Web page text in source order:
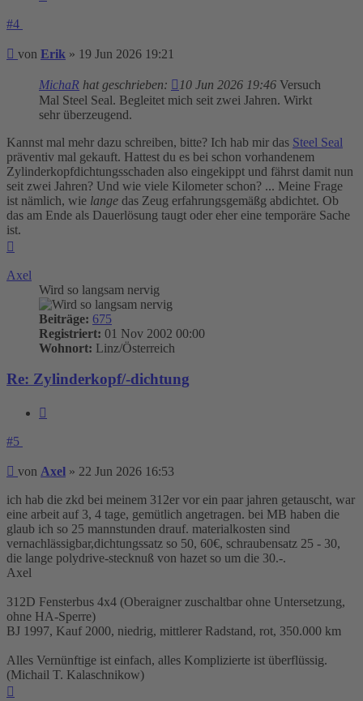
#4
Beitrag
von Erik » 19 Jun 2026 19:21
MichaR hat geschrieben: 10 Jun 2026 19:46 Versuch
Mal Steel Seal. Begleitet mich seit zwei Jahren. Wirkt
sehr überzeugend.
Kannst mal mehr dazu schreiben, bitte? Ich hab mir das Steel Seal
präventiv mal gekauft. Hattest du es bei schon vorhandenem
Zylinderkopfdichtungsschaden also eingekippt und fährst damit nun
seit zwei Jahren? Und wie viele Kilometer schon? ... Meine Frage
ist nämlich, wie lange das Zeug erfahrungsgemäßg abdichtet. Ob
das am Ende als Dauerlösung taugt oder eher eine temporäre Sache
ist.
Axel
Wird so langsam nervig
Beiträge: 675
Registriert: 01 Nov 2002 00:00
Wohnort: Linz/Österreich
Re: Zylinderkopf/-dichtung
#5
Beitrag
von Axel » 22 Jun 2026 16:53
ich hab die zkd bei meinem 312er vor ein paar jahren getauscht, war
eine arbeit auf 3, 4 tage, gemütlich angetragen. bei MB haben die
glaub ich so 25 mannstunden drauf. materialkosten sind
vernachlässigbar,dichtungssatz so 50, 60€, schraubensatz 25 - 30,
die lange polydrive-stecknuß von hazet so um die 30.-.
Axel
312D Fensterbus 4x4 (Oberaigner zuschaltbar ohne Untersetzung,
ohne HA-Sperre)
BJ 1997, Kauf 2000, niedrig, mittlerer Radstand, rot, 350.000 km
Alles Vernünftige ist einfach, alles Komplizierte ist überflüssig.
(Michail T. Kalaschnikow)